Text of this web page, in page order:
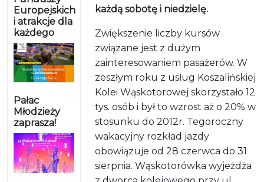
Europejskich
i atrakcje dla
każdego
Pałac
Młodzieży
zaprasza!
każdą sobotę i niedzielę.
Zwiększenie liczby kursów
związane jest z dużym
zainteresowaniem pasażerów. W
zeszłym roku z usług Koszalińskiej
Kolei Wąskotorowej skorzystało 12
tys. osób i był to wzrost aż o 20% w
stosunku do 2012r. Tegoroczny
wakacyjny rozkład jazdy
obowiązuje od 28 czerwca do 31
sierpnia. Wąskotorówka wyjeżdża